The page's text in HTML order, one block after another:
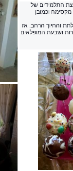
צעירים ממעוצת התלמידים של
וכמובן
והחיוך הרחב. אז
ושבעת המופלאים